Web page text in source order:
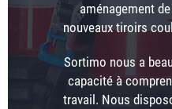
aménagement
nouveaux tiroirs
Sortimo nous a
capacité à
travail. Nous